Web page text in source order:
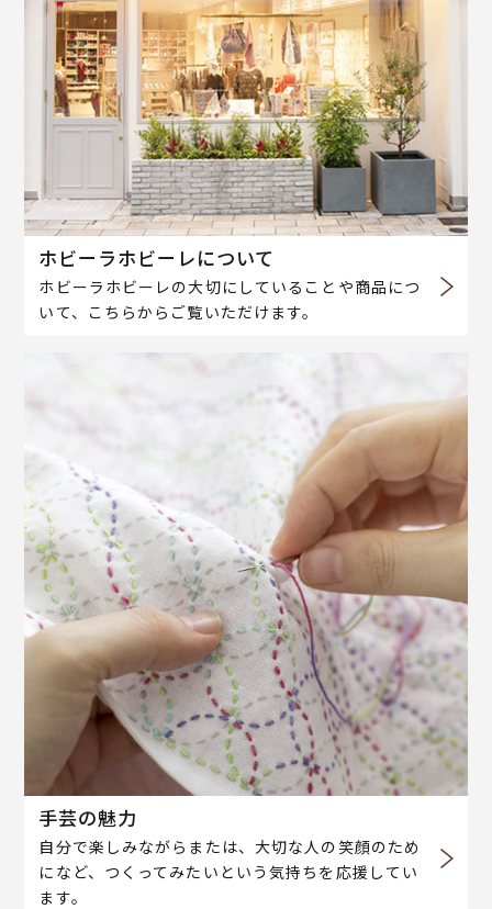
ホビーラホビーレについて
ホビーラホビーレの大切にしていることや商品につ
いて、こちらからご覧いただけます。
手芸の魅力
自分で楽しみながらまたは、大切な人の笑顔のため
になど、つくってみたいという気持ちを応援してい
ます。